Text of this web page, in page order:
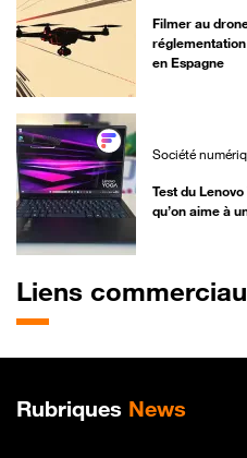
Filmer au
en Espagne
Société
Test du
qu’on aime à
Liens
Plan de site
Rubriques News